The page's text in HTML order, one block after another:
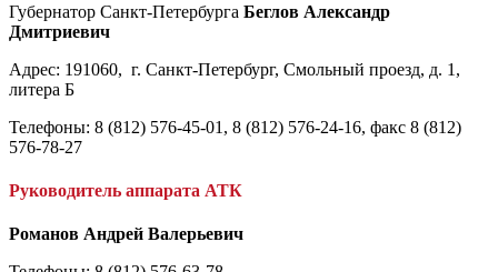
Губернатор Санкт-Петербурга Беглов Александр
Дмитриевич
Адрес: 191060, г. Санкт-Петербург, Смольный проезд, д. 1,
литера Б
Телефоны: 8 (812) 576-45-01, 8 (812) 576-24-16, факс 8 (812)
576-78-27
Руководитель аппарата АТК
Романов Андрей Валерьевич